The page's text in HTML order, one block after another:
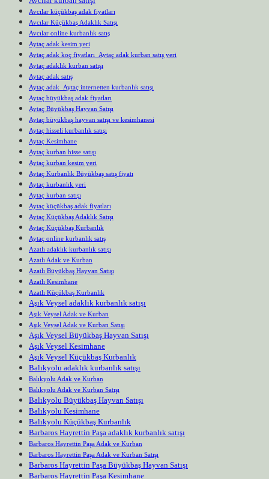
Avcılar küçükbaş adak fiyatları
Avcılar Küçükbaş Adaklık Satışı
Avcılar online kurbanlık satış
Aytaç adak kesim yeri
Aytaç adak koç fiyatları Aytaç adak kurban satış yeri
Aytaç adaklık kurban satışı
Aytaç adak satış
Aytaç adak Aytaç internetten kurbanlık satışı
Aytaç büyükbaş adak fiyatları
Aytaç Büyükbaş Hayvan Satışı
Aytaç büyükbaş hayvan satışı ve kesimhanesi
Aytaç hisseli kurbanlık satışı
Aytaç Kesimhane
Aytaç kurban hisse satışı
Aytaç kurban kesim yeri
Aytaç Kurbanlık Büyükbaş satış fiyatı
Aytaç kurbanlık yeri
Aytaç kurban satışı
Aytaç küçükbaş adak fiyatları
Aytaç Küçükbaş Adaklık Satışı
Aytaç Küçükbaş Kurbanlık
Aytaç online kurbanlık satış
Azatlı adaklık kurbanlık satışı
Azatlı Adak ve Kurban
Azatlı Büyükbaş Hayvan Satışı
Azatlı Kesimhane
Azatlı Küçükbaş Kurbanlık
Aşık Veysel adaklık kurbanlık satışı
Aşık Veysel Adak ve Kurban
Aşık Veysel Adak ve Kurban Satışı
Aşık Veysel Büyükbaş Hayvan Satışı
Aşık Veysel Kesimhane
Aşık Veysel Küçükbaş Kurbanlık
Balıkyolu adaklık kurbanlık satışı
Balıkyolu Adak ve Kurban
Balıkyolu Adak ve Kurban Satışı
Balıkyolu Büyükbaş Hayvan Satışı
Balıkyolu Kesimhane
Balıkyolu Küçükbaş Kurbanlık
Barbaros Hayrettin Paşa adaklık kurbanlık satışı
Barbaros Hayrettin Paşa Adak ve Kurban
Barbaros Hayrettin Paşa Adak ve Kurban Satışı
Barbaros Hayrettin Paşa Büyükbaş Hayvan Satışı
Barbaros Hayrettin Paşa Kesimhane